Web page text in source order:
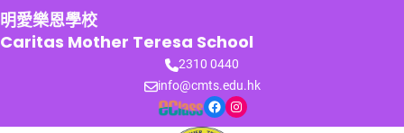
跳
至
主
明愛樂恩學校
Caritas Mother Teresa School
2310 0440
info@cmts.edu.hk
Facebook Instagram